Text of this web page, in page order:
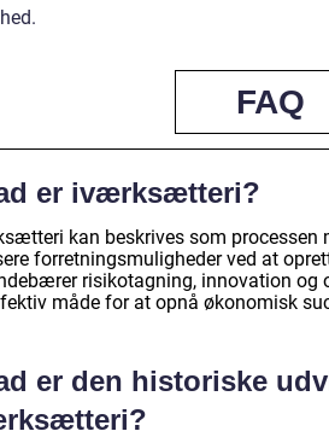
FAQ
er iværksætteri?
kan beskrives som processen
forretningsmuligheder ved at
risikotagning, innovation og
måde for at opnå økonomisk
er den historiske